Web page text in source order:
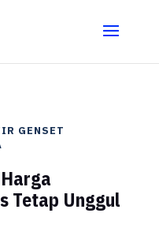
GENSET
Tetap Unggul